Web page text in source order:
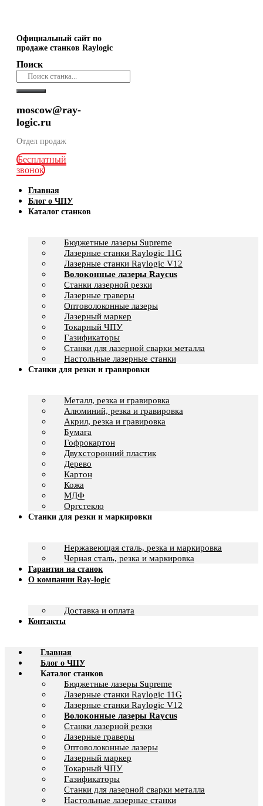
Официальный сайт по
продаже станков Raylogic
Поиск
moscow@ray-
logic.ru
Отдел продаж
Бесплатный
звонок
Главная
Блог о ЧПУ
Каталог станков
Бюджетные лазеры Supreme
Лазерные станки Raylogic 11G
Лазерные станки Raylogic V12
Волоконные лазеры Raycus
Станки лазерной резки
Лазерные граверы
Оптоволоконные лазеры
Лазерный маркер
Токарный ЧПУ
Газификаторы
Cтанки для лазерной сварки металла
Настольные лазерные станки
Станки для резки и гравировки
Металл, резка и гравировка
Алюминий, резка и гравировка
Акрил, резка и гравировка
Бумага
Гофрокартон
Двухсторонний пластик
Дерево
Картон
Кожа
МДФ
Оргстекло
Станки для резки и маркировки
Нержавеющая сталь, резка и маркировка
Черная сталь, резка и маркировка
Гарантия на станок
О компании Ray-logic
Доставка и оплата
Контакты
Главная
Блог о ЧПУ
Каталог станков
Бюджетные лазеры Supreme
Лазерные станки Raylogic 11G
Лазерные станки Raylogic V12
Волоконные лазеры Raycus
Станки лазерной резки
Лазерные граверы
Оптоволоконные лазеры
Лазерный маркер
Токарный ЧПУ
Газификаторы
Cтанки для лазерной сварки металла
Настольные лазерные станки